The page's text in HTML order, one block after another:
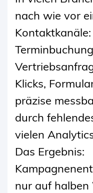
CONTENT
nach wie vor
Klicks,
präzise
durch
vielen
Das Ergebnis:
nur auf halben